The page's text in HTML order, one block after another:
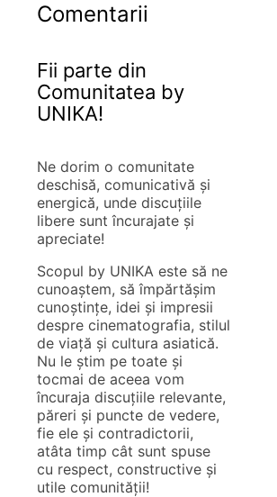
Comentarii
Fii parte din
Comunitatea by
UNIKA!
Ne dorim o comunitate
deschisă, comunicativă și
energică, unde discuțiile
libere sunt încurajate și
apreciate!
Scopul by UNIKA este să ne
cunoaștem, să împărtășim
cunoștințe, idei și impresii
despre cinematografia, stilul
de viață și cultura asiatică.
Nu le știm pe toate și
tocmai de aceea vom
încuraja discuțiile relevante,
păreri și puncte de vedere,
fie ele și contradictorii,
atâta timp cât sunt spuse
cu respect, constructive și
utile comunității!